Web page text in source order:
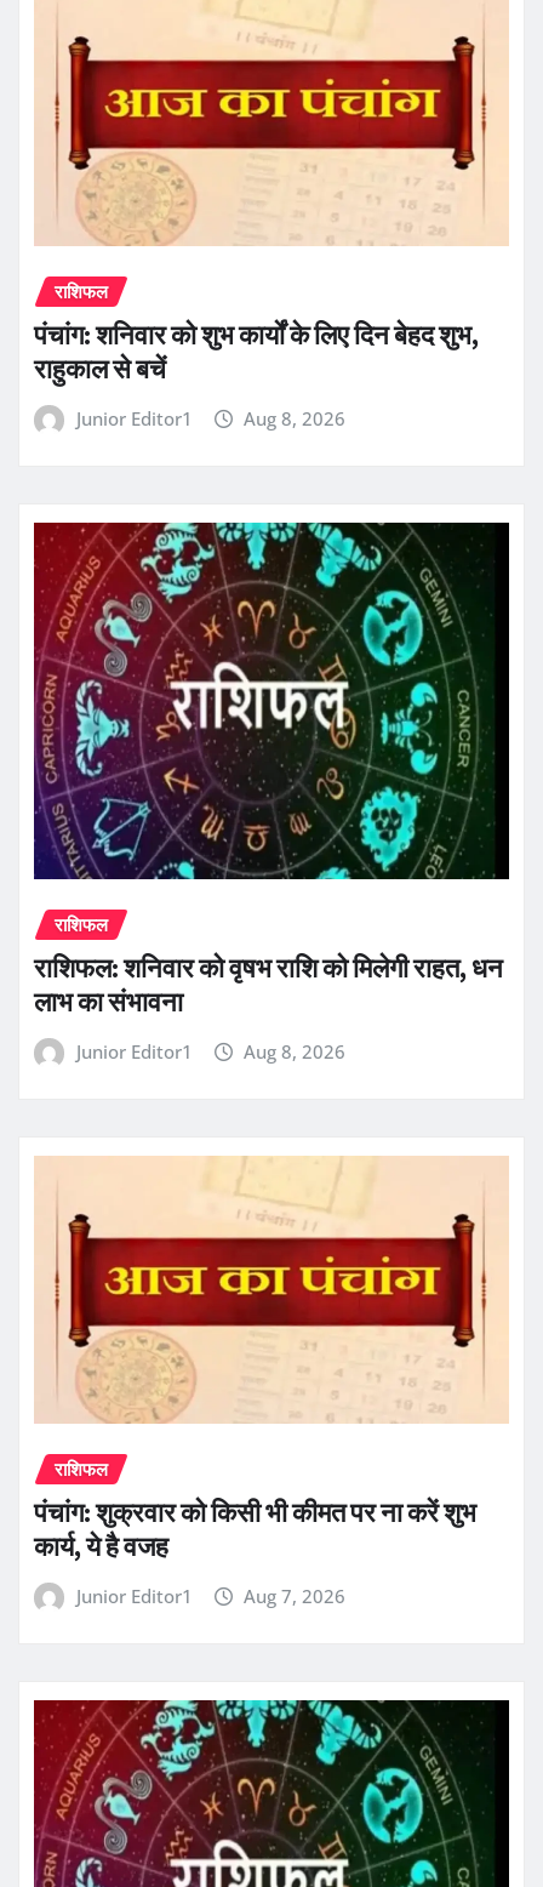
राशिफल
पंचांग: शनिवार को शुभ कार्यों के लिए दिन बेहद शुभ,
राहुकाल से बचें
Junior Editor1 Aug 8, 2026
राशिफल
राशिफल: शनिवार को वृषभ राशि को मिलेगी राहत, धन
लाभ का संभावना
Junior Editor1 Aug 8, 2026
राशिफल
पंचांग: शुक्रवार को किसी भी कीमत पर ना करें शुभ
कार्य, ये है वजह
Junior Editor1 Aug 7, 2026